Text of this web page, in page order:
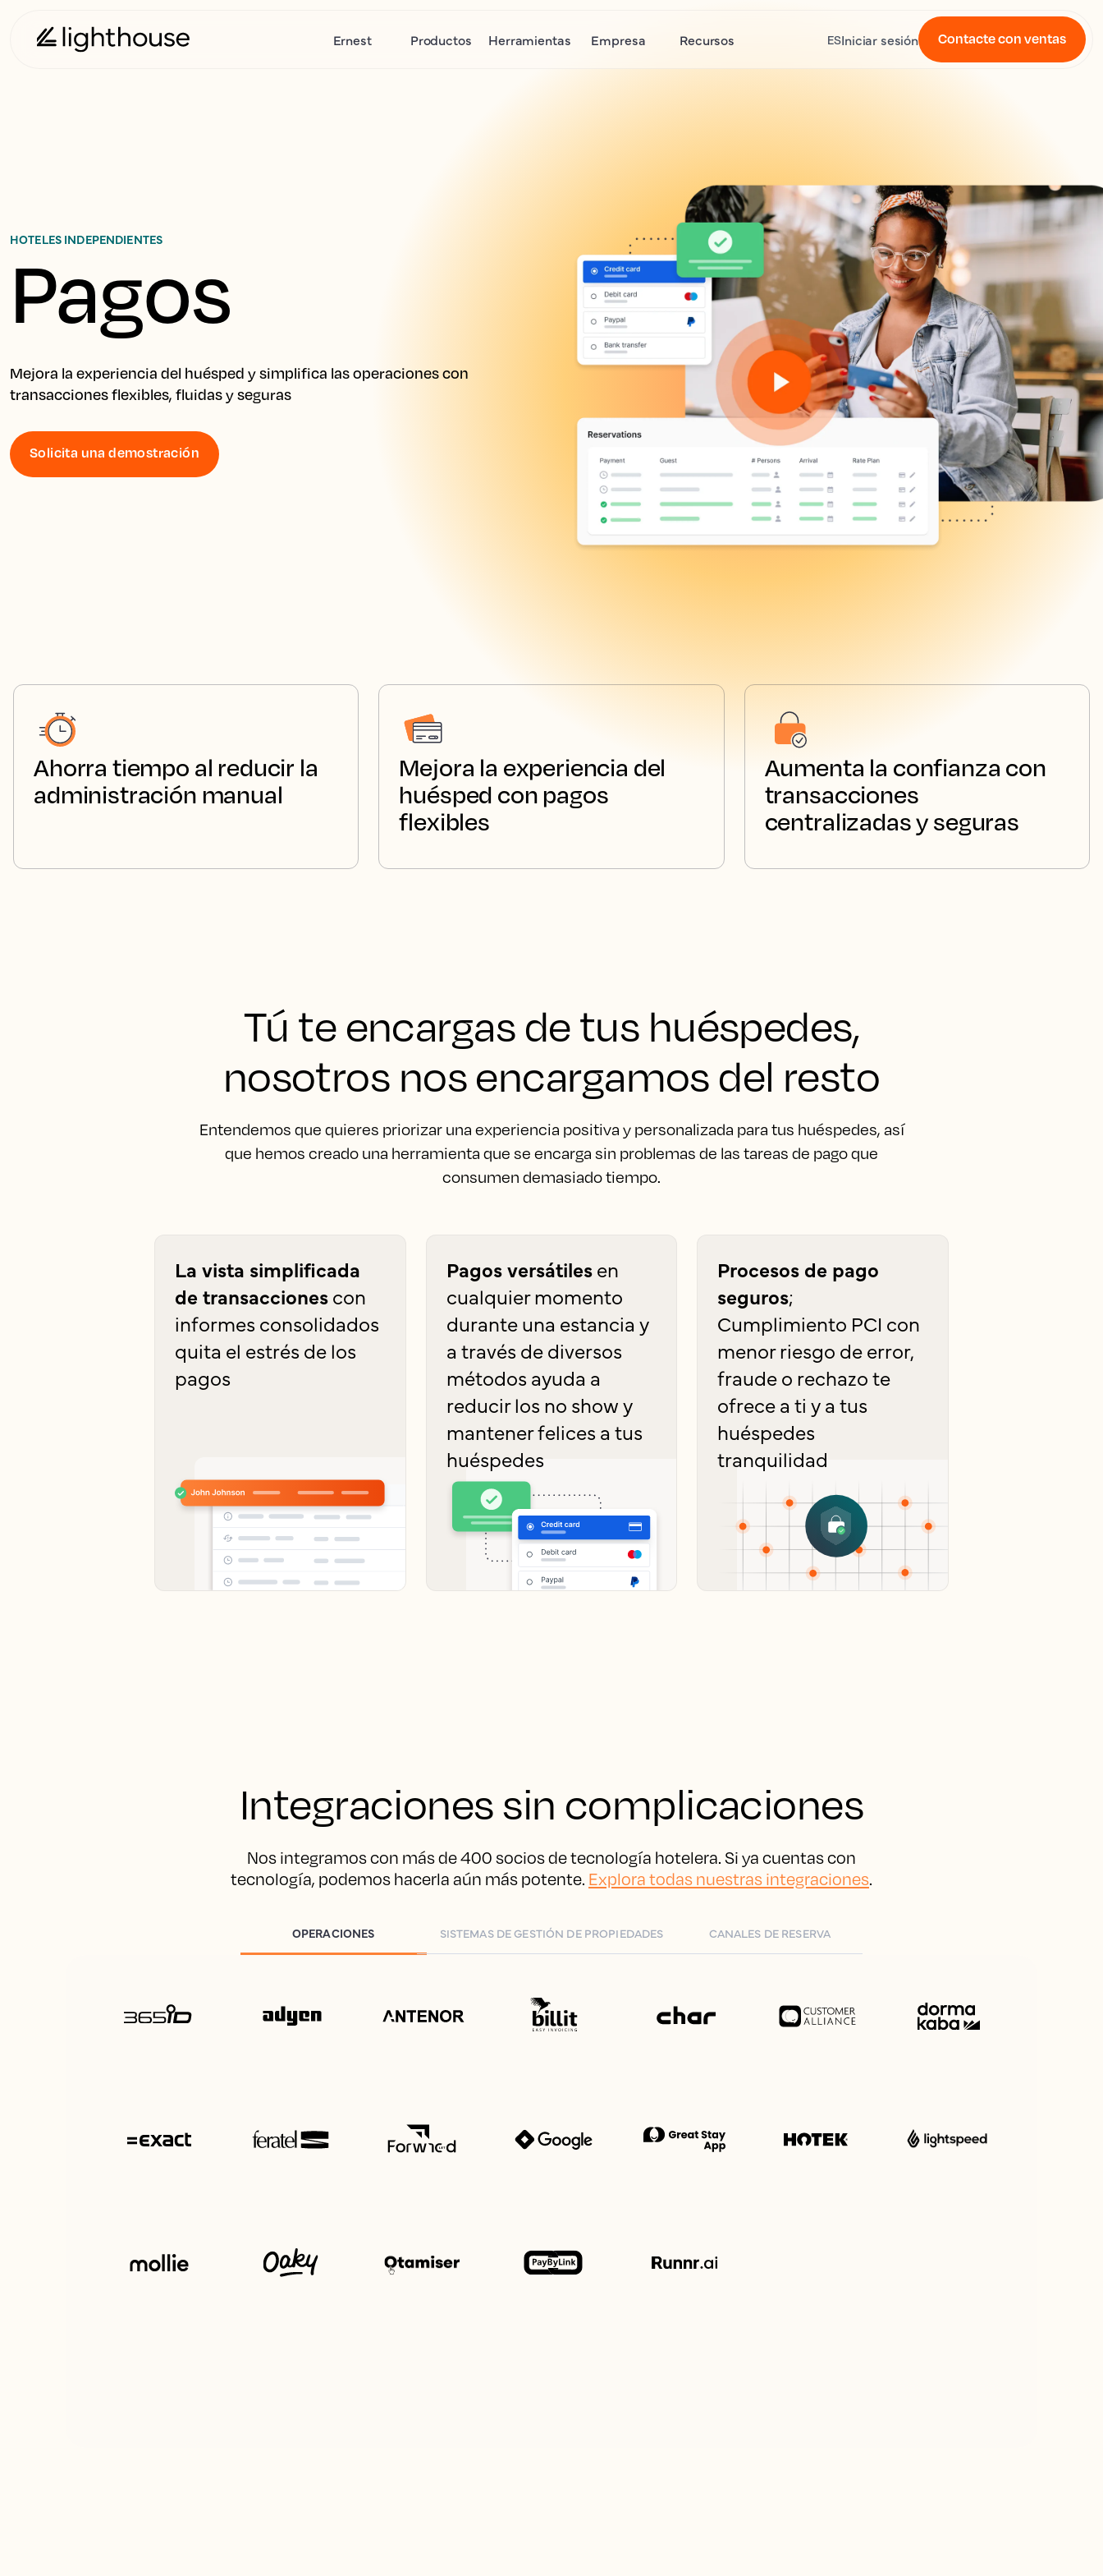
Ernest Productos Herramientas Empresa Recursos ESIniciar sesión Contacte con ventas
HOTELES INDEPENDIENTES
Pagos
Mejora la experiencia del huésped y simplifica las operaciones con
transacciones flexibles, fluidas y seguras
Solicita una demostración
Ahorra tiempo al reducir la
administración manual
Mejora la experiencia del
huésped con pagos
flexibles
Aumenta la confianza con
transacciones
centralizadas y seguras
Tú te encargas de tus huéspedes,
nosotros nos encargamos del resto
Entendemos que quieres priorizar una experiencia positiva y personalizada para tus huéspedes, así
que hemos creado una herramienta que se encarga sin problemas de las tareas de pago que
consumen demasiado tiempo.
La vista simplificada
de transaccionescon
informes consolidados
quita el estrés de los
pagos
Pagos versátilesen
cualquier momento
durante una estancia y
a través de diversos
métodos ayuda a
reducir los no show y
mantener felices a tus
huéspedes
Procesos de pago
seguros;
Cumplimiento PCI con
menor riesgo de error,
fraude o rechazo te
ofrece a ti y a tus
huéspedes
tranquilidad
Integraciones sin complicaciones
Nos integramos con más de 400 socios de tecnología hotelera. Si ya cuentas con
tecnología, podemos hacerla aún más potente. Explora todas nuestras integraciones.
OPERACIONES SISTEMAS DE GESTIÓN DE PROPIEDADES CANALES DE RESERVA